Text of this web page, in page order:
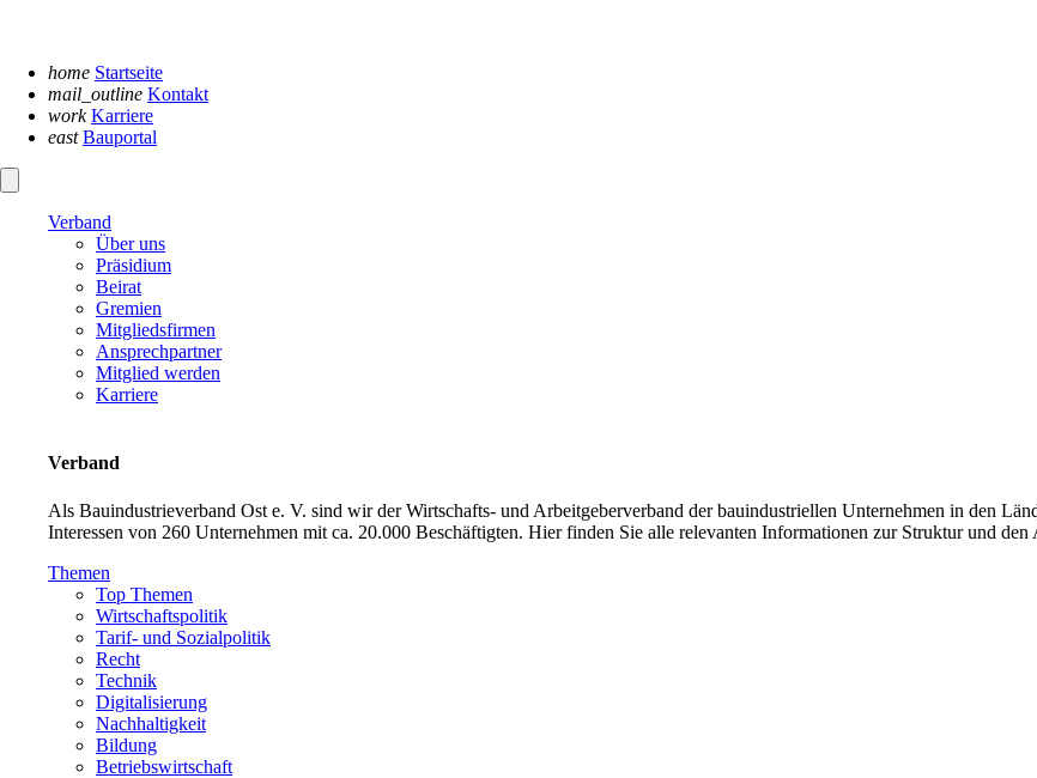
home Startseite
mail_outline Kontakt
work Karriere
east Bauportal
Verband
Über uns
Präsidium
Beirat
Gremien
Mitgliedsfirmen
Ansprechpartner
Mitglied werden
Karriere
Verband
Als Bauindustrieverband Ost e. V. sind wir der Wirtschafts- und Arbeitgeberverband der bauindustriellen Unternehmen in den
Interessen von 260 Unternehmen mit ca. 20.000 Beschäftigten. Hier finden Sie alle relevanten Informationen zur Struktur und den
Themen
Top Themen
Wirtschaftspolitik
Tarif- und Sozialpolitik
Recht
Technik
Digitalisierung
Nachhaltigkeit
Bildung
Betriebswirtschaft